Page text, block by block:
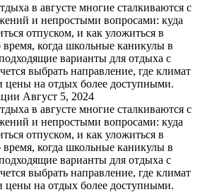
в августе многие сталкиваются с
и непростыми вопросами: куда
отпуском, и как уложиться в
когда школьные каникулы в
варианты для отдыха с
выбрать направление, где климат
цены на отдых более доступными.
Август 5, 2024
в августе многие сталкиваются с
и непростыми вопросами: куда
отпуском, и как уложиться в
когда школьные каникулы в
варианты для отдыха с
выбрать направление, где климат
цены на отдых более доступными.